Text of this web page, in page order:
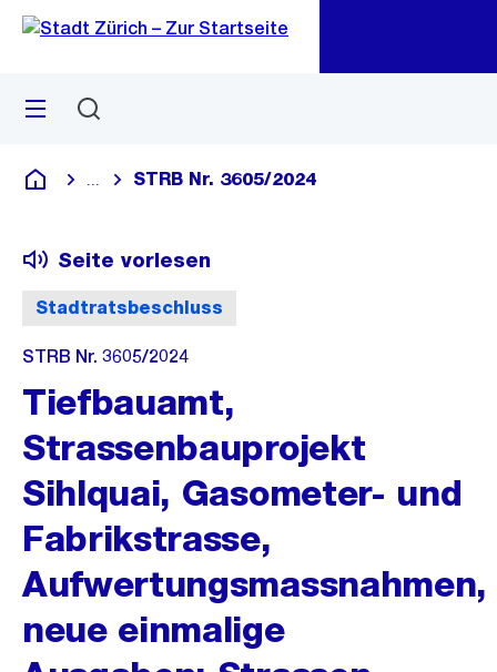
Navigation
Sprunglink
Menü
Deutsch
Blende alle Breadcrumbs ein
STRB Nr. 3605/2024
Stadtratsbeschluss
Seite vorlesen
STRB Nr. 3605/2024
Tiefbauamt,
Strassenbauprojekt
Sihlquai, Gasometer- und
Fabrikstrasse,
Aufwertungsmassnahmen,
neue einmalige